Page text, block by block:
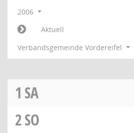
2006
Aktuell
Verbandsgemeinde Vordereifel
1 SA
2SO